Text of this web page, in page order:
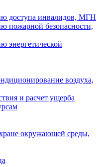
доступа инвалидов, МГН
пожарной безопасности,
энергетической
воздуха,
и расчет ущерба
окружающей среды,